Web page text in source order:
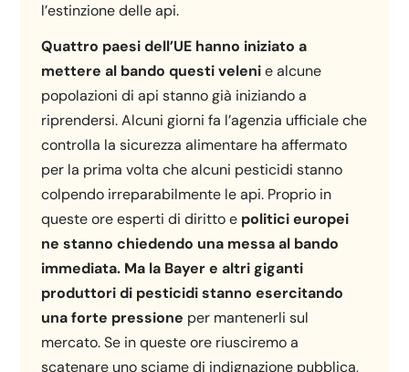
l’estinzione delle api.
Quattro paesi dell’UE hanno iniziato a
mettere al bando questi velenie alcune
popolazioni di api stanno già iniziando a
riprendersi. Alcuni giorni fa l’agenzia ufficiale che
controlla la sicurezza alimentare ha affermato
per la prima volta che alcuni pesticidi stanno
colpendo irreparabilmente le api. Proprio in
queste ore esperti di diritto e politici europei
ne stanno chiedendo una messa al bando
immediata. Ma la Bayer e altri giganti
produttori di pesticidi stanno esercitando
una forte pressione per mantenerli sul
mercato. Se in queste ore riusciremo a
scatenare uno sciame di indignazione pubblica,